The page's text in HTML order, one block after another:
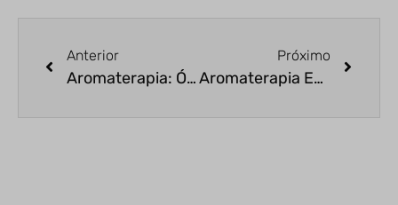
Anterior
Aromaterapia: Óleo Essencial de Capim Limão
Próximo
Aromaterapia Esportiva: Benefícios Antes e Depois de Práticas Esportivas